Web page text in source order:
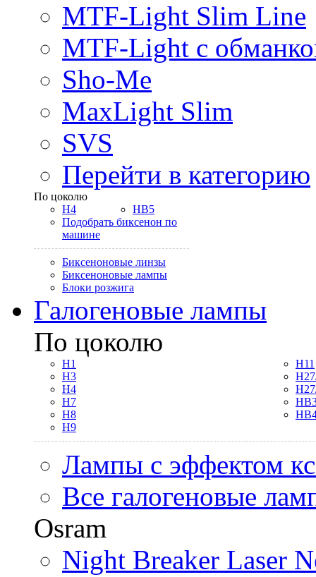
MTF-Light Slim Line
MTF-Light с
Sho-Me
MaxLight Slim
SVS
Перейти в категорию
По цоколю
H4
HB5
Подобрать биксенон по
машине
Биксеноновые линзы
Биксеноновые лампы
Блоки розжига
Галогеновые лампы
По цоколю
H1
H3
H4
H7
H8
H9
H11
Лампы с эффектом
Все галогеновые
Osram
Night Breaker Laser